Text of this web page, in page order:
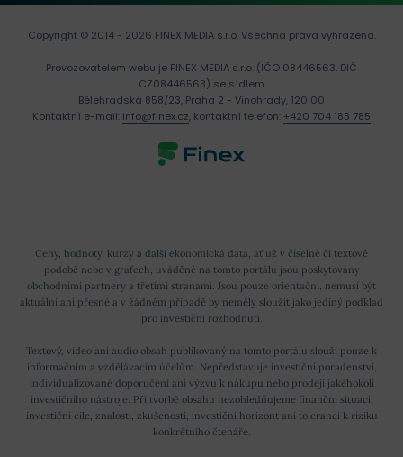
Ceny, hodnoty, kurzy a další ekonomická data, ať už v číselné či textové
podobě nebo v grafech, uváděné na tomto portálu jsou poskytovány
obchodními partnery a třetími stranami. Jsou pouze orientační, nemusí být
aktuální ani přesné a v žádném případě by neměly sloužit jako jediný podklad
pro investiční rozhodnutí.
Textový, video ani audio obsah publikovaný na tomto portálu slouží pouze k
informačním a vzdělávacím účelům. Nepředstavuje investiční poradenství,
individualizované doporučení ani výzvu k nákupu nebo prodeji jakéhokoli
investičního nástroje. Při tvorbě obsahu nezohledňujeme finanční situaci,
investiční cíle, znalosti, zkušenosti, investiční horizont ani toleranci k riziku
konkrétního čtenáře.
Copyright © 2014 - 2026 FINEX MEDIA s.r.o.Všechna práva vyhrazena.
Provozovatelem webu je FINEX MEDIA s.r.o. (IČO 08446563, DIČ
CZ08446563) se sídlem
Bělehradská 858/23, Praha 2 - Vinohrady, 120 00
Kontaktní e-mail: info@finex.cz, kontaktní telefon: +420 704 183 785